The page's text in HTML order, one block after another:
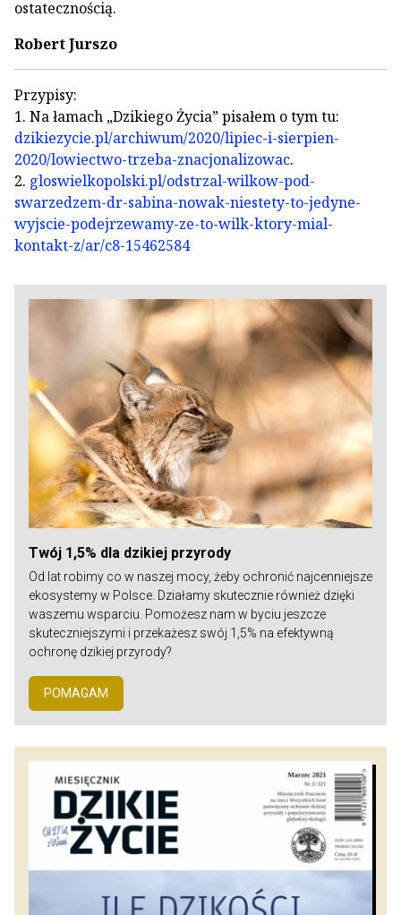
ostatecznością.
Robert Jurszo
Przypisy:
1. Na łamach „Dzikiego Życia” pisałem o tym tu:
dzikiezycie.pl/archiwum/2020/lipiec-i-sierpien-
2020/lowiectwo-trzeba-znacjonalizowac.
2. gloswielkopolski.pl/odstrzal-wilkow-pod-
swarzedzem-dr-sabina-nowak-niestety-to-jedyne-
wyjscie-podejrzewamy-ze-to-wilk-ktory-mial-
kontakt-z/ar/c8-15462584
Twój 1,5% dla dzikiej przyrody
Od lat robimy co w naszej mocy, żeby ochronić najcenniejsze
ekosystemy w Polsce. Działamy skutecznie również dzięki
waszemu wsparciu. Pomożesz nam w byciu jeszcze
skuteczniejszymi i przekażesz swój 1,5% na efektywną
ochronę dzikiej przyrody?
POMAGAM